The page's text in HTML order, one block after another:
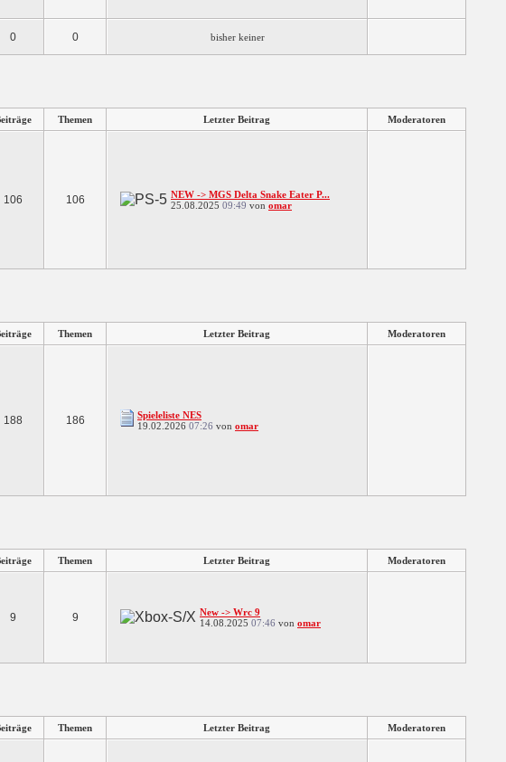
0 0 bisher keiner
Themen Letzter Beitrag Moderatoren
106 106
NEW -> MGS Delta Snake Eater P...
25.08.2025 09:49 von omar
Themen Letzter Beitrag Moderatoren
188 186
Spieleliste NES
19.02.2026 07:26 von omar
Themen Letzter Beitrag Moderatoren
9 9
New -> Wrc 9
14.08.2025 07:46 von omar
Themen Letzter Beitrag Moderatoren